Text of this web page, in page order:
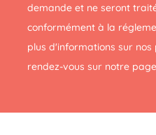
demande et ne seront
conformément à la
plus d'informations sur
rendez-vous sur notre page